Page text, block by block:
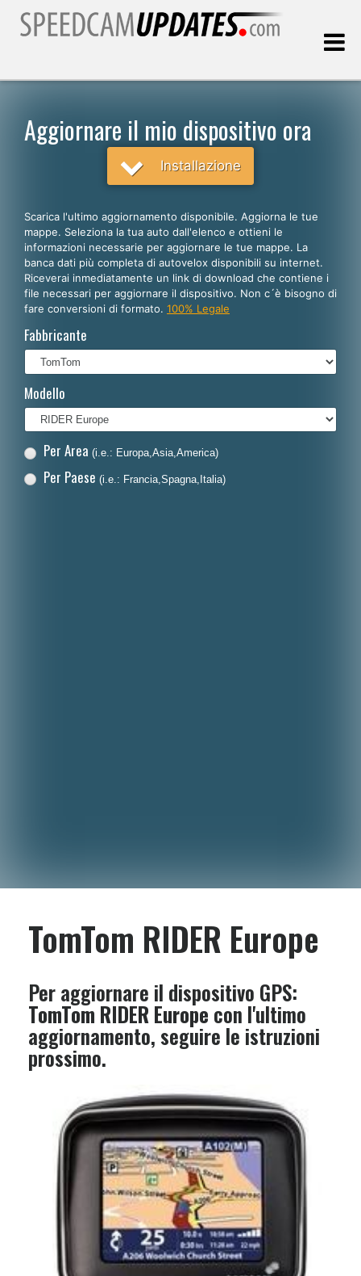
Italiano
English
Español
Deutsch
Polski
Dansk
Aggiornare il mio dispositivo ora
Installazione
Scarica l'ultimo aggiornamento disponibile. Aggiorna le tue
mappe. Seleziona la tua auto dall'elenco e ottieni le
informazioni necessarie per aggiornare le tue mappe. La
banca dati più completa di autovelox disponibili su internet.
Riceverai inmediatamente un link di download che contiene i
file necessari per aggiornare il dispositivo. Non c´è bisogno di
fare conversioni di formato. 100% Legale
Fabbricante
Modello
Per Area (i.e.: Europa,Asia,America)
Per Paese (i.e.: Francia,Spagna,Italia)
TomTom RIDER Europe
Per aggiornare il dispositivo GPS:
TomTom RIDER Europe con l'ultimo
aggiornamento, seguire le istruzioni
prossimo.